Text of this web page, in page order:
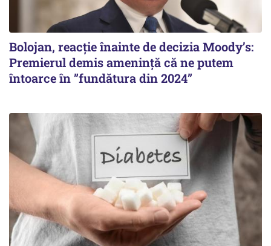
Bolojan, reacție înainte de decizia Moody’s:
Premierul demis amenință că ne putem
întoarce în ”fundătura din 2024”